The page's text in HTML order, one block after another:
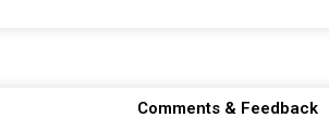
Comments & Feedback